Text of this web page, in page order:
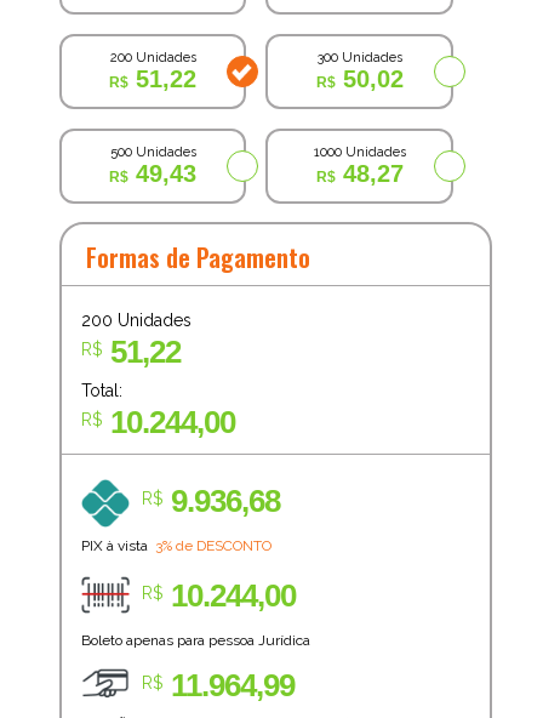
200 Unidades
51,22
300 Unidades
50,02
500 Unidades
49,43
1000 Unidades
48,27
Formas de Pagamento
200 Unidades
R$ 51,22
Total:
R$ 10.244,00
R$ 9.936,68
PIX à vista 3% de DESCONTO
R$ 10.244,00
Boleto apenas para pessoa Jurídica
R$ 11.964,99